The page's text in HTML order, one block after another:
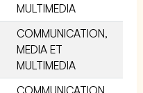
MULTIMEDIA
COMMUNICATION,
MEDIA ET
MULTIMEDIA
COMMUNICATION,